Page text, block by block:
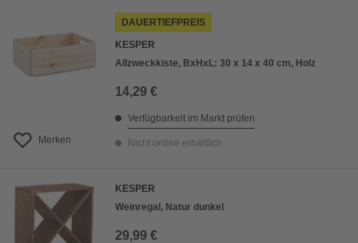
Merken
DAUERTIEFPREIS
KESPER
Allzweckkiste, BxHxL: 30 x 14 x 40 cm, Holz
14,29 €
Verfügbarkeit im Markt prüfen
Nicht online erhältlich
KESPER
Weinregal, Natur dunkel
29,99 €